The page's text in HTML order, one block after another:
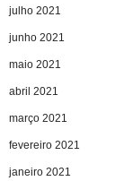
julho 2021
junho 2021
maio 2021
abril 2021
março 2021
fevereiro 2021
janeiro 2021